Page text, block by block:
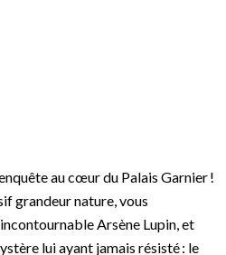
au cœur du Palais Garnier !
grandeur nature, vous
Arsène Lupin, et
lui ayant jamais résisté : le